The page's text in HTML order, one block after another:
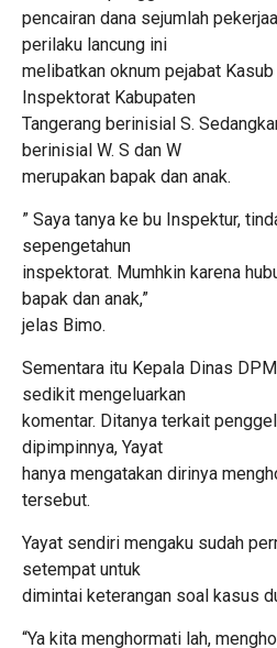
pencairan dana sejumlah
perilaku lancung ini
melibatkan oknum pejabat
Inspektorat Kabupaten
Tangerang berinisial S.
berinisial W. S dan W
merupakan bapak dan anak.
” Saya tanya ke bu Inspektur,
sepengetahun
inspektorat. Mumhkin karena
bapak dan anak,”
jelas Bimo.
Sementara itu Kepala Dinas
sedikit mengeluarkan
komentar. Ditanya terkait
dipimpinnya, Yayat
hanya mengatakan dirinya
tersebut.
Yayat sendiri mengaku sudah
setempat untuk
dimintai keterangan soal kasus
“Ya kita menghormati lah,